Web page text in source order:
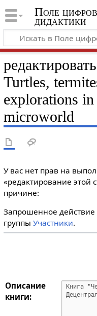
Поле
дидактики
Turtles,
explorations
microworld
У вас нет прав на
«редактирование этой
причине:
Запрошенное действие
группы Участники.
Описание
книги: